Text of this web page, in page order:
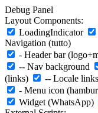
Debug Panel
Layout Components:
LoadingIndicator
Navigation (tutto)
- Header bar
-- Nav background
(links)
-- Locale
- Menu icon
Widget (WhatsApp)